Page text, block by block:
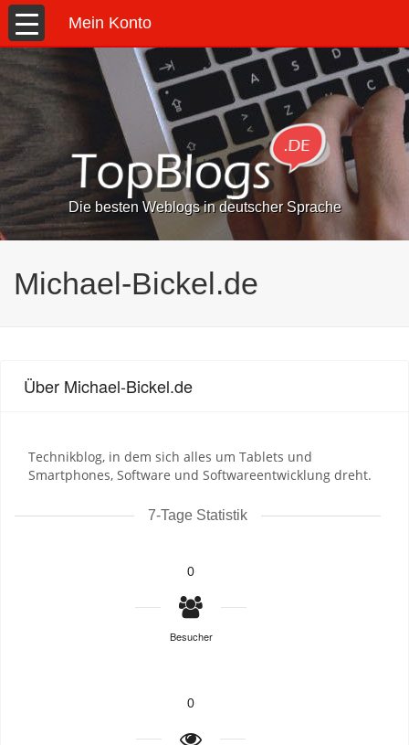
Mein Konto
Die besten Weblogs in deutscher Sprache
Michael-Bickel.de
Über Michael-Bickel.de
Technikblog, in dem sich alles um Tablets und
Smartphones, Software und Softwareentwicklung dreht.
7-Tage Statistik
0
Besucher
0